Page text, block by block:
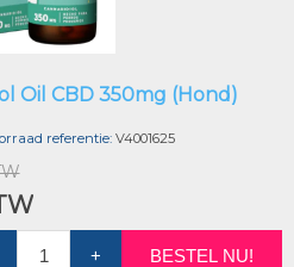
Oil CBD 350mg (Hond)
referentie: V4001625
+ BESTEL NU!